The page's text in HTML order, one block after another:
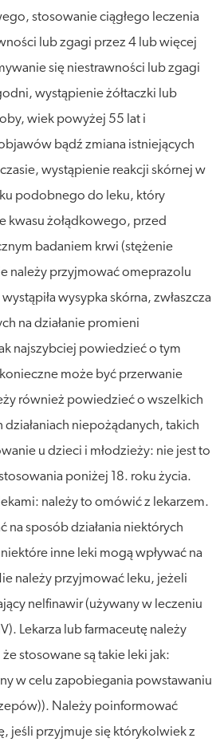
stosowanie ciągłego leczenia
lub zgagi przez 4 lub więcej
się niestrawności lub zgagi
wystąpienie żółtaczki lub
wiek powyżej 55 lat i
bądź zmiana istniejących
wystąpienie reakcji skórnej w
podobnego do leku, który
kwasu żołądkowego, przed
badaniem krwi (stężenie
należy przyjmować omeprazolu
wysypka skórna, zwłaszcza
na działanie promieni
najszybciej powiedzieć o tym
może być przerwanie
również powiedzieć o wszelkich
niepożądanych, takich
u dzieci i młodzieży: nie jest to
poniżej 18. roku życia.
należy to omówić z lekarzem.
na sposób działania niektórych
inne leki mogą wpływać na
należy przyjmować leku, jeżeli
nelfinawir (używany w leczeniu
Lekarza lub farmaceutę należy
stosowane są takie leki jak:
w celu zapobiegania powstawaniu
Należy poinformować
jeśli przyjmuje się którykolwiek z